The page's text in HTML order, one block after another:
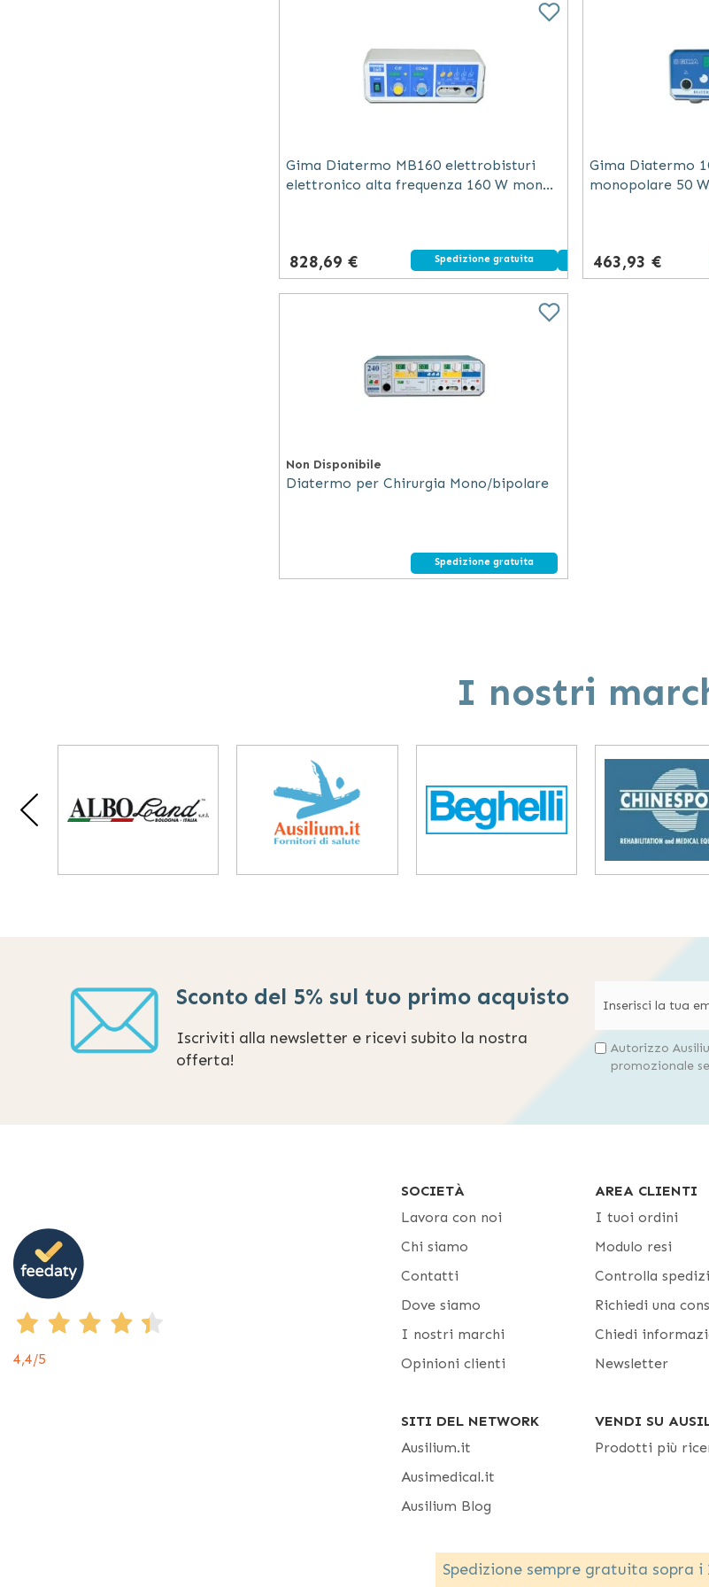
Gima Diatermo MB160 elettrobisturi
elettronico alta frequenza 160 W mono
828,69 € Spedizione gratuita Dispositivo medico
Gima Diatermo
monopolare 50
463,93 €
Non Disponibile
Diatermo per Chirurgia Mono/bipolare
Spedizione gratuita
I nostri
Sconto del 5% sul tuo primo acquisto
Iscriviti alla newsletter e ricevi subito la nostra
offerta!
Autorizzo
promozionale
4,4/5
SOCIETÀ
Lavora con noi
Chi siamo
Contatti
Dove siamo
I nostri marchi
Opinioni clienti
SITI DEL NETWORK
Ausilium.it
Ausimedical.it
Ausilium Blog
AREA CLIENTI
I tuoi ordini
Modulo resi
Controlla
Richiedi una
Chiedi
Newsletter
VENDI SU
Prodotti più
Spedizione sempre gratuita sopra i